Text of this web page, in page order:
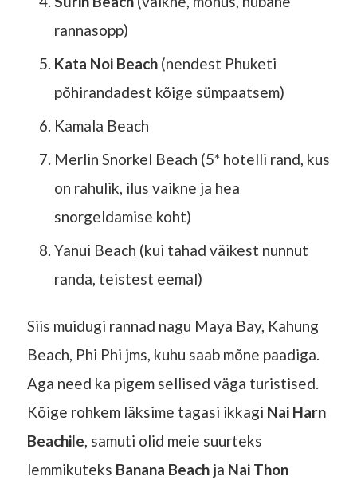
rannasopp)
Kata Noi Beach(nendest Phuketi
põhirandadest kõige sümpaatsem)
Kamala Beach
Merlin Snorkel Beach (5* hotelli rand, kus
on rahulik, ilus vaikne ja hea
snorgeldamise koht)
Yanui Beach (kui tahad väikest nunnut
randa, teistest eemal)
Siis muidugi rannad nagu Maya Bay, Kahung
Beach, Phi Phi jms, kuhu saab mõne paadiga.
Aga need ka pigem sellised väga turistised.
Kõige rohkem läksime tagasi ikkagi Nai Harn
Beachile, samuti olid meie suurteks
lemmikuteks Banana Beachja Nai Thon